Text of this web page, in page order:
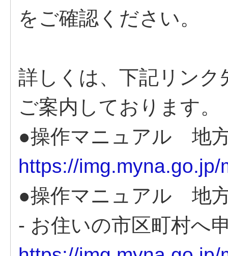
をご確認ください。
詳しくは、下記リン
ご案内しております。
●操作マニュアル 地
https://
●操作マニュアル 地
- お住いの市区町村へ